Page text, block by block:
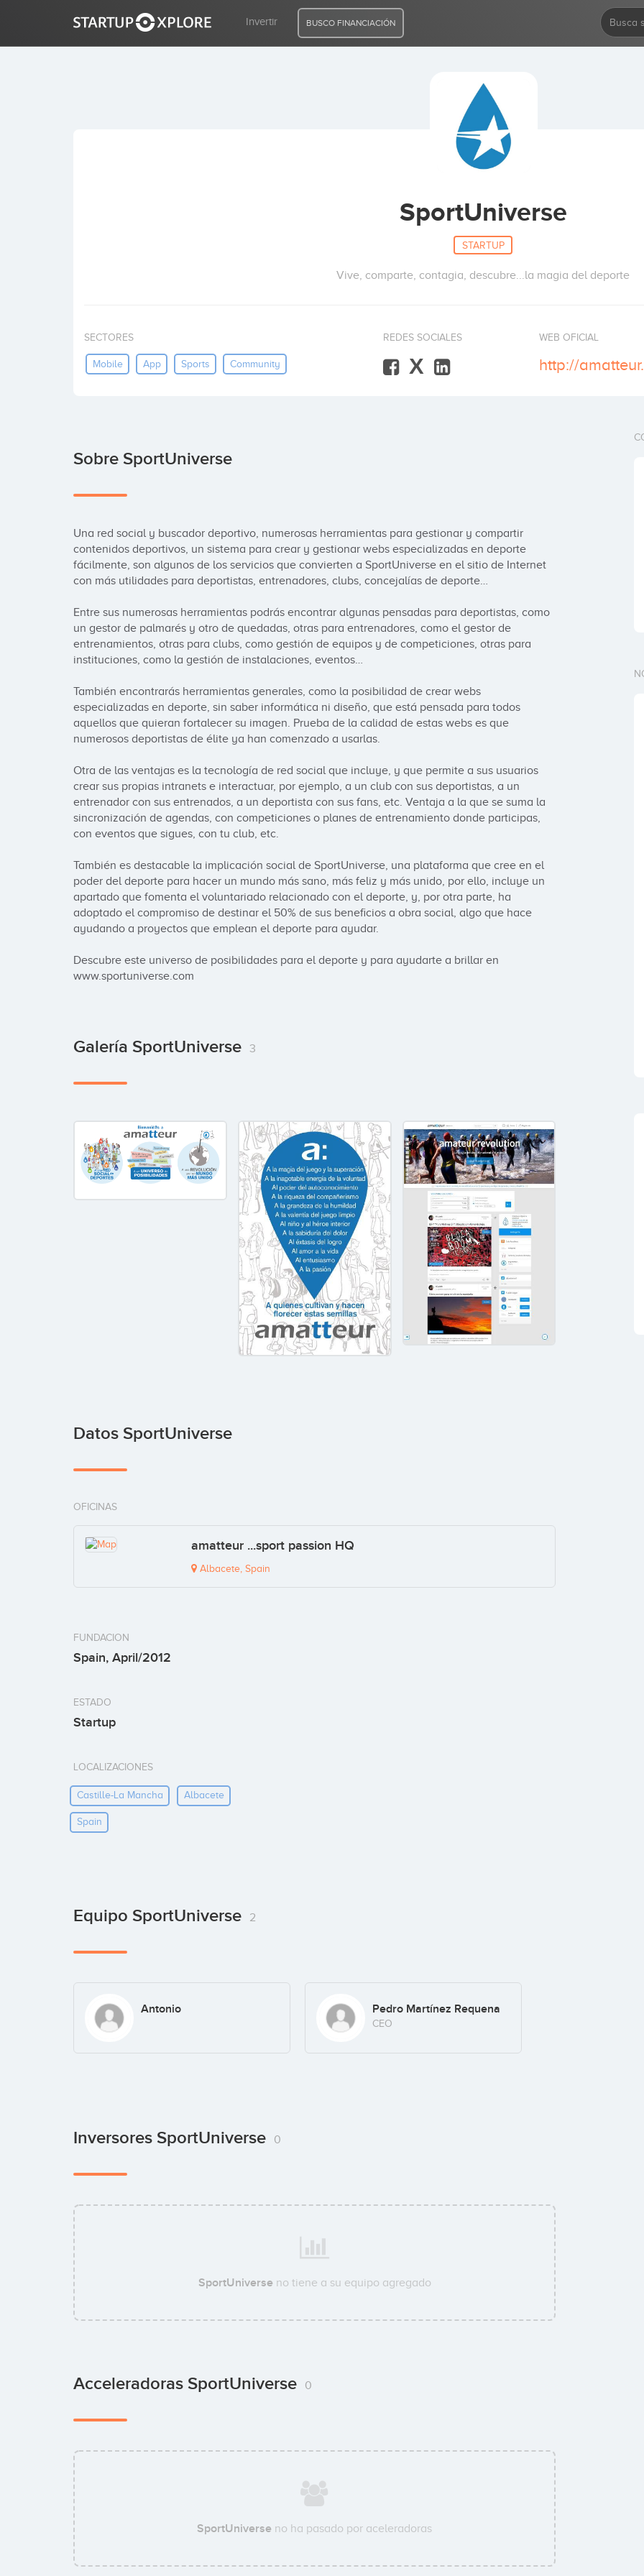
Invertir BUSCO FINANCIACIÓN
SportUniverse
STARTUP
Vive, comparte, contagia, descubre...la magia del deporte
SECTORES
Mobile App Sports Community
REDES SOCIALES
X
WEB OFICIAL
http://
Sobre SportUniverse
Una red social y buscador deportivo, numerosas herramientas para gestionar y compartir
contenidos deportivos, un sistema para crear y gestionar webs especializadas en deporte
fácilmente, son algunos de los servicios que convierten a SportUniverse en el sitio de Internet
con más utilidades para deportistas, entrenadores, clubs, concejalías de deporte…
Entre sus numerosas herramientas podrás encontrar algunas pensadas para deportistas, como
un gestor de palmarés y otro de quedadas, otras para entrenadores, como el gestor de
entrenamientos, otras para clubs, como gestión de equipos y de competiciones, otras para
instituciones, como la gestión de instalaciones, eventos…
También encontrarás herramientas generales, como la posibilidad de crear webs
especializadas en deporte, sin saber informática ni diseño, que está pensada para todos
aquellos que quieran fortalecer su imagen. Prueba de la calidad de estas webs es que
numerosos deportistas de élite ya han comenzado a usarlas.
Otra de las ventajas es la tecnología de red social que incluye, y que permite a sus usuarios
crear sus propias intranets e interactuar, por ejemplo, a un club con sus deportistas, a un
entrenador con sus entrenados, a un deportista con sus fans, etc. Ventaja a la que se suma la
sincronización de agendas, con competiciones o planes de entrenamiento donde participas,
con eventos que sigues, con tu club, etc.
También es destacable la implicación social de SportUniverse, una plataforma que cree en el
poder del deporte para hacer un mundo más sano, más feliz y más unido, por ello, incluye un
apartado que fomenta el voluntariado relacionado con el deporte, y, por otra parte, ha
adoptado el compromiso de destinar el 50% de sus beneficios a obra social, algo que hace
ayudando a proyectos que emplean el deporte para ayudar.
Descubre este universo de posibilidades para el deporte y para ayudarte a brillar en
www.sportuniverse.com
Galería SportUniverse 3
Datos SportUniverse
OFICINAS
amatteur ...sport passion HQ
Albacete, Spain
FUNDACION
Spain, April/2012
ESTADO
Startup
LOCALIZACIONES
Castille-La Mancha Albacete
Spain
Equipo SportUniverse 2
Antonio Pedro Martínez Requena
CEO
Inversores SportUniverse 0
SportUniverseno tiene a su equipo agregado
Acceleradoras SportUniverse 0
SportUniverse no ha pasado por aceleradoras